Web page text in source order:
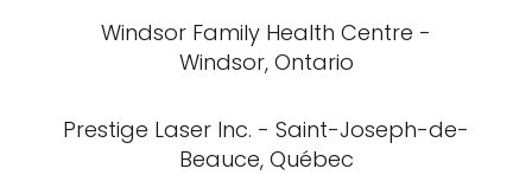
Windsor Family Health Centre -
Windsor, Ontario
Prestige Laser Inc. - Saint-Joseph-de-
Beauce, Québec